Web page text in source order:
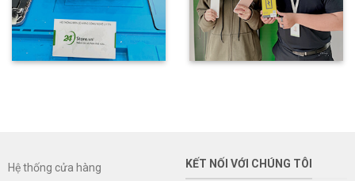
Hệ thống cửa hàng
KẾT NỐI VỚI CHÚNG TÔI